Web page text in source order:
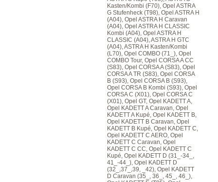
Kasten/Kombi (F70), Opel ASTRA
G Stufenheck (T98), Opel ASTRA H
(A04), Opel ASTRA H Caravan
(A04), Opel ASTRA H CLASSIC
Kombi (A04), Opel ASTRA H
CLASSIC (A04), ASTRA H GTC
(A04), ASTRA H Kasten/Kombi
(L70), Opel COMBO (71_), Opel
COMBO Tour, Opel CORSA A CC
(S83), Opel CORSA A (S83), Opel
CORSA A TR (S83), Opel CORSA
B (S93), Opel CORSA B (S93),
Opel CORSA B Kombi (S93), Opel
CORSA C (X01), Opel CORSA C
(X01), Opel GT, Opel KADETT A,
Opel KADETT A Caravan, Opel
KADETT A Kupé, Opel KADETT B,
Opel KADETT B Caravan, Opel
KADETT B Kupé, Opel KADETT C,
Opel KADETT C AERO, Opel
KADETT C Caravan, Opel
KADETT C CC, Opel KADETT C
Kupé, Opel KADETT D (31_-34_,
41_-44_), Opel KADETT D
(32_,37_,39, _42), Opel KADETT
D Caravan (35_, 36_, 45_, 46_),